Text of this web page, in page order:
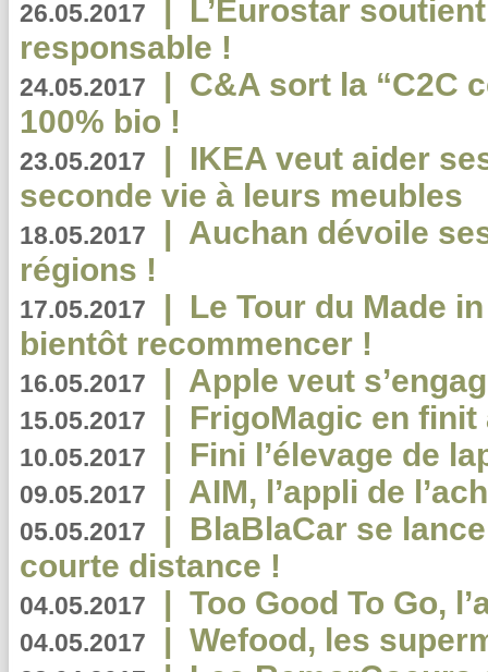
26.05.2017 | L’Eurostar
responsable !
24.05.2017 | C&A sort la “C2C
100% bio !
23.05.2017 | IKEA veut aider
seconde vie à leurs meubles
18.05.2017 | Auchan dévoile
régions !
17.05.2017 | Le Tour du Made
bientôt recommencer !
16.05.2017 | Apple veut
15.05.2017 | FrigoMagic en
10.05.2017 | Fini l’élevage de
09.05.2017 | AIM, l’appli de
05.05.2017 | BlaBlaCar se
courte distance !
04.05.2017 | Too Good To Go,
04.05.2017 | Wefood, les